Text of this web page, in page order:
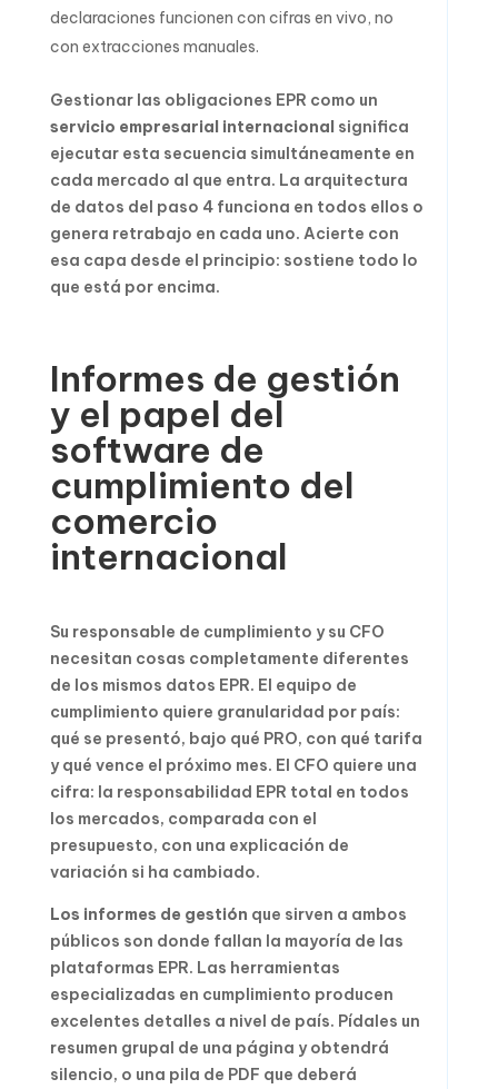
declaraciones funcionen con cifras en vivo, no
con extracciones manuales.
Gestionar las obligaciones EPR como un
servicio empresarial internacional significa
ejecutar esta secuencia simultáneamente en
cada mercado al que entra. La arquitectura
de datos del paso 4 funciona en todos ellos o
genera retrabajo en cada uno. Acierte con
esa capa desde el principio: sostiene todo lo
que está por encima.
Informes de gestión
y el papel del
software de
cumplimiento del
comercio
internacional
Su responsable de cumplimiento y su CFO
necesitan cosas completamente diferentes
de los mismos datos EPR. El equipo de
cumplimiento quiere granularidad por país:
qué se presentó, bajo qué PRO, con qué tarifa
y qué vence el próximo mes. El CFO quiere una
cifra: la responsabilidad EPR total en todos
los mercados, comparada con el
presupuesto, con una explicación de
variación si ha cambiado.
Los informes de gestión que sirven a ambos
públicos son donde fallan la mayoría de las
plataformas EPR. Las herramientas
especializadas en cumplimiento producen
excelentes detalles a nivel de país. Pídales un
resumen grupal de una página y obtendrá
silencio, o una pila de PDF que deberá